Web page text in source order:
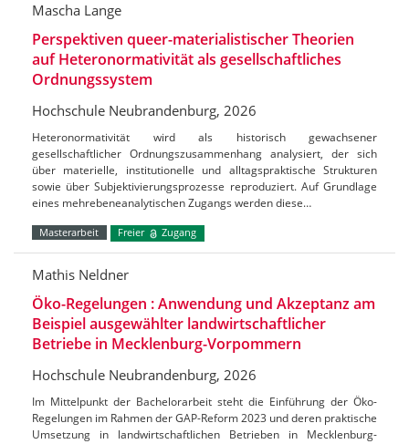
Mascha Lange
Perspektiven queer-materialistischer Theorien
auf Heteronormativität als gesellschaftliches
Ordnungssystem
Hochschule Neubrandenburg, 2026
Heteronormativität wird als historisch gewachsener
gesellschaftlicher Ordnungszusammenhang analysiert, der sich
über materielle, institutionelle und alltagspraktische Strukturen
sowie über Subjektivierungsprozesse reproduziert. Auf Grundlage
eines mehrebeneanalytischen Zugangs werden diese…
Masterarbeit Freier Zugang
Mathis Neldner
Öko-Regelungen : Anwendung und Akzeptanz am
Beispiel ausgewählter landwirtschaftlicher
Betriebe in Mecklenburg-Vorpommern
Hochschule Neubrandenburg, 2026
Im Mittelpunkt der Bachelorarbeit steht die Einführung der Öko-
Regelungen im Rahmen der GAP-Reform 2023 und deren praktische
Umsetzung in landwirtschaftlichen Betrieben in Mecklenburg-